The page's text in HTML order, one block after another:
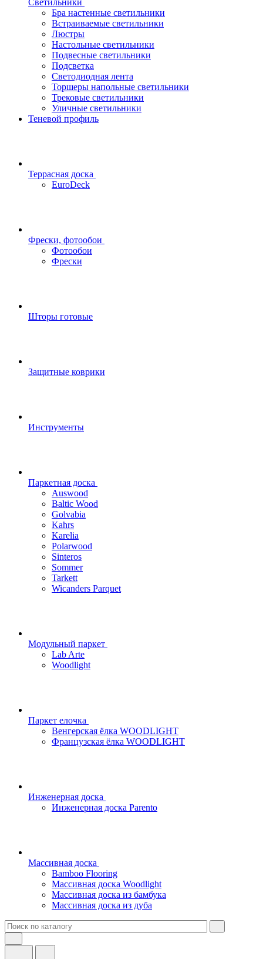
Светильники
Бра настенные светильники
Встраиваемые светильники
Люстры
Настольные светильники
Подвесные светильники
Подсветка
Светодиодная лента
Торшеры напольные светильники
Трековые светильники
Уличные светильники
Теневой профиль
Террасная доска
EuroDeck
Фрески, фотообои
Фотообои
Фрески
Шторы готовые
Защитные коврики
Инструменты
Паркетная доска
Auswood
Baltic Wood
Golvabia
Kahrs
Karelia
Polarwood
Sinteros
Sommer
Tarkett
Wicanders Parquet
Модульный паркет
Lab Arte
Woodlight
Паркет елочка
Венгерская ёлка WOODLIGHT
Французская ёлка WOODLIGHT
Инженерная доска
Инженерная доска Parento
Массивная доска
Bamboo Flooring
Массивная доска Woodlight
Массивная доска из бамбука
Массивная доска из дуба